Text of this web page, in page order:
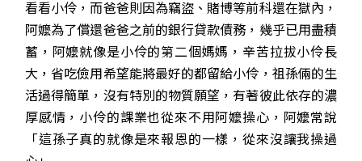
看看小伶，而爸爸則因為竊盜、賭博等前科還在獄內，
阿嬤為了償還爸爸之前的銀行貸款債務，幾乎已用盡積
蓄，阿嬤就像是小伶的第二個媽媽，辛苦拉拔小伶長
大，省吃儉用希望能將最好的都留給小伶，祖孫倆的生
活過得簡單，沒有特別的物質願望，有著彼此依存的濃
厚感情，小伶的課業也從來不用阿嬤操心，阿嬤常說
「這孫子真的就像是來報恩的一樣，從來沒讓我操過